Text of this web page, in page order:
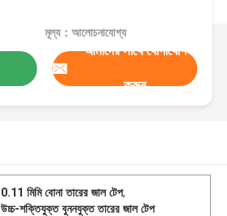
মূল্য：আলোচনাযোগ্য
আমাদের সাথে যোগাযোগ
করুন
0.11 মিমি বোনা তারের জাল টেপ,
উচ্চ-শক্তিযুক্ত বুননযুক্ত তারের জাল টেপ